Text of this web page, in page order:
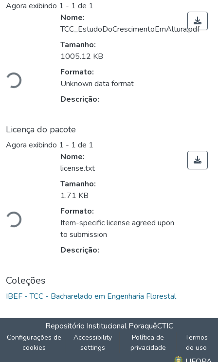
Agora exibindo 1 - 1 de 1
Carregando...
Nome:
TCC_EstudoDoCrescimentoEmAltura.pdf
Tamanho:
1005.12 KB
Formato:
Unknown data format
Descrição:
Licença do pacote
Agora exibindo 1 - 1 de 1
Carregando...
Nome:
license.txt
Tamanho:
1.71 KB
Formato:
Item-specific license agreed upon
to submission
Descrição:
Coleções
IBEF - TCC - Bacharelado em Engenharia Florestal
Repositório Institucional PoraquêCTIC
Configurações de
cookies
Accessibility
settings
Política de
privacidade
Termos
de uso